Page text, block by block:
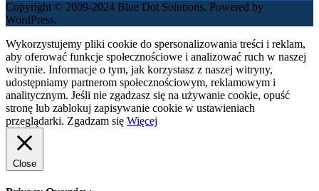
Copyright © 2009-2024 Blue Dot Solutions. Powered by
WordPress.
Wykorzystujemy pliki cookie do spersonalizowania treści i reklam,
aby oferować funkcje społecznościowe i analizować ruch w naszej
witrynie. Informacje o tym, jak korzystasz z naszej witryny,
udostępniamy partnerom społecznościowym, reklamowym i
analitycznym. Jeśli nie zgadzasz się na używanie cookie, opuść
stronę lub zablokuj zapisywanie cookie w ustawieniach
przeglądarki. Zgadzam się Więcej
Close